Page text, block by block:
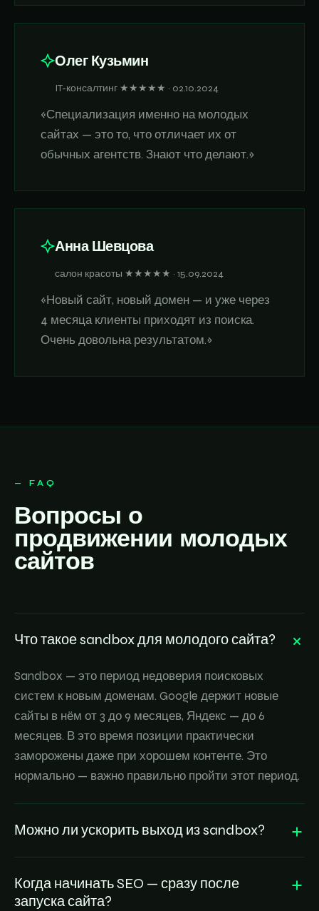
Олег Кузьмин
IT-консалтинг ★★★★★ · 02.10.2024
«Специализация именно на молодых
сайтах — это то, что отличает их от
обычных агентств. Знают что делают.»
Анна Шевцова
салон красоты ★★★★★ · 15.09.2024
«Новый сайт, новый домен — и уже через
4 месяца клиенты приходят из поиска.
Очень довольна результатом.»
— FAQ
Вопросы о
продвижении молодых
сайтов
Что такое sandbox для молодого сайта?
Sandbox — это период недоверия поисковых
систем к новым доменам. Google держит новые
сайты в нём от 3 до 9 месяцев, Яндекс — до 6
месяцев. В это время позиции практически
заморожены даже при хорошем контенте. Это
нормально — важно правильно пройти этот период.
Можно ли ускорить выход из sandbox?
Когда начинать SEO — сразу после
запуска сайта?